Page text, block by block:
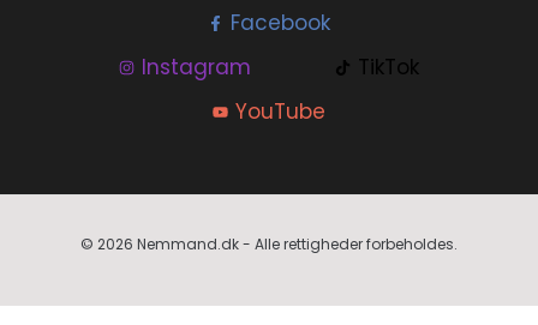
Facebook
Instagram
TikTok
YouTube
© 2026 Nemmand.dk - Alle rettigheder forbeholdes.